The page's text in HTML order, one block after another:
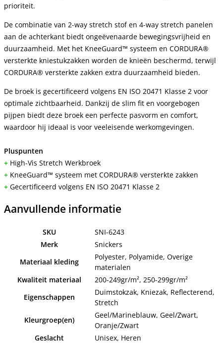
prioriteit.
De combinatie van 2-way stretch stof en 4-way stretch panelen
aan de achterkant biedt ongeëvenaarde bewegingsvrijheid en
duurzaamheid. Met het KneeGuard™ systeem en CORDURA®
versterkte kniestukzakken worden de knieën beschermd, terwijl
CORDURA® versterkte zakken extra duurzaamheid bieden.
De broek is gecertificeerd volgens EN ISO 20471 Klasse 2 voor
optimale zichtbaarheid. Dankzij de slim fit en voorgebogen
pijpen biedt deze broek een perfecte pasvorm en comfort,
waardoor hij ideaal is voor veeleisende werkomgevingen.
Pluspunten
+ High-Vis Stretch Werkbroek
+ KneeGuard™ systeem met CORDURA® versterkte zakken
+ Gecertificeerd volgens EN ISO 20471 Klasse 2
Aanvullende informatie
SKU
SNI-6243
Merk
Snickers
Materiaal kleding
Polyester, Polyamide, Overige
materialen
Kwaliteit materiaal
200-249gr/m², 250-299gr/m²
Eigenschappen
Duimstokzak, Kniezak, Reflecterend,
Stretch
Kleurgroep(en)
Geel/Marineblauw, Geel/Zwart,
Oranje/Zwart
Geslacht
Unisex, Heren